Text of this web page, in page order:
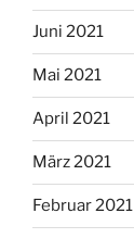
Juni 2021
Mai 2021
April 2021
März 2021
Februar 2021